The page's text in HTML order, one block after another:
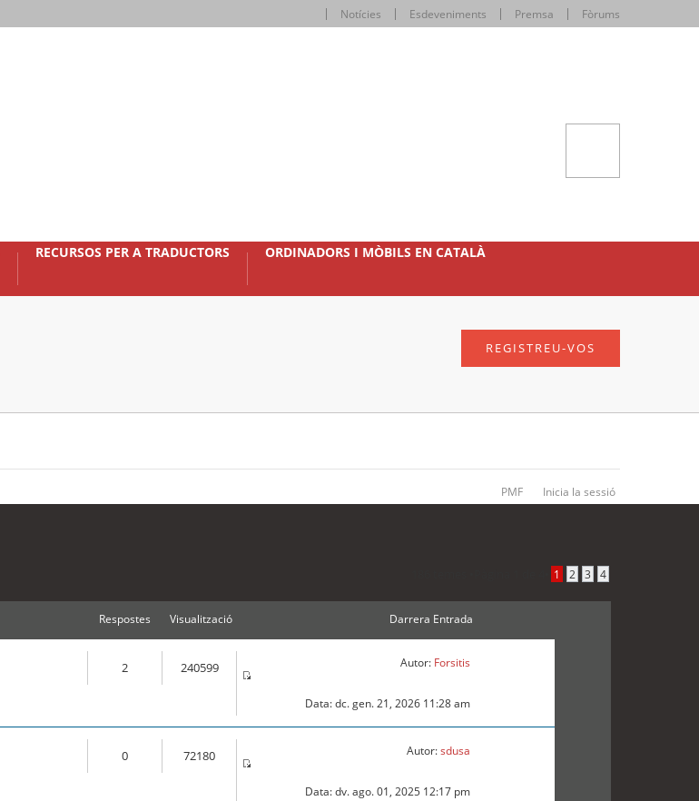
Notícies Esdeveniments Premsa Fòrums
RECURSOS PER A TRADUCTORS ORDINADORS I MÒBILS EN CATALÀ
REGISTREU-VOS
PMF Inicia la sessió
1 2 3 4
Respostes Visualització Darrera Entrada
2 240599 Autor: Forsitis
Data: dc. gen. 21, 2026 11:28 am
0 72180 Autor:sdusa
Data: dv. ago. 01, 2025 12:17 pm